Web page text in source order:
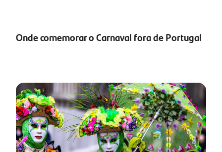
Onde comemorar o Carnaval fora de Portugal